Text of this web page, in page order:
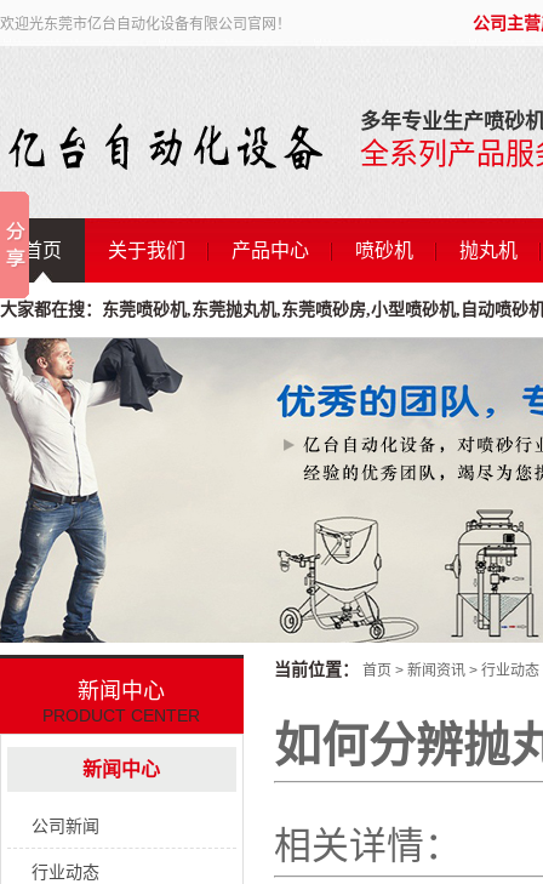
欢迎光东莞市亿台自动化设备有限公司官网！ 公司主
多年专业生产喷砂
全系列产品
首页 关于我们 产品中心 喷砂机 抛丸机
大家都在搜：东莞喷砂机,东莞抛丸机,东莞喷砂房,小型喷砂机,自动喷
当前位置： 首页 > 新闻资讯 > 行业动态
如何分辨抛
相关详情：
新闻中心
PRODUCT CENTER
新闻中心
公司新闻
行业动态